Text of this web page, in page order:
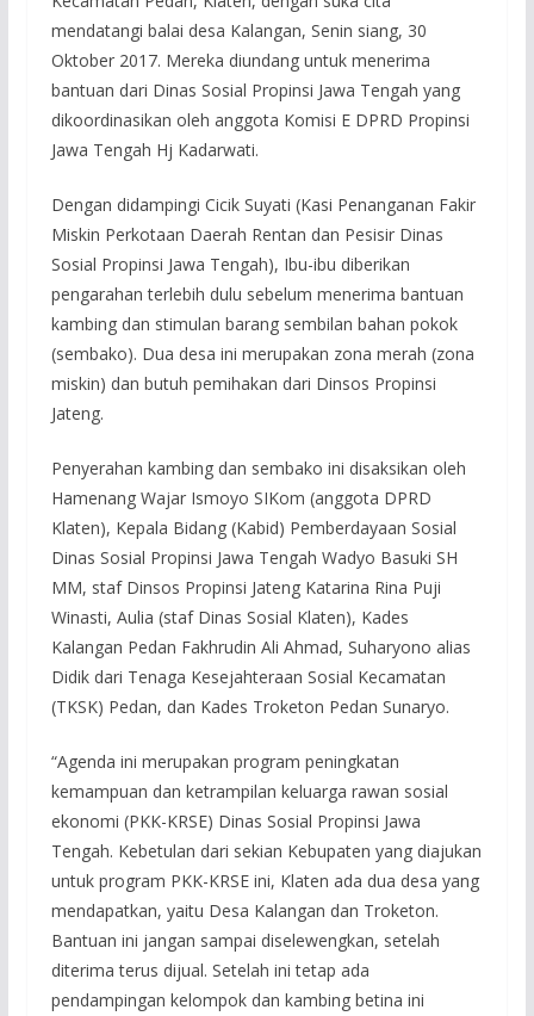
mendatangi balai desa Kalangan, Senin siang, 30
Oktober 2017. Mereka diundang untuk menerima
bantuan dari Dinas Sosial Propinsi Jawa Tengah yang
dikoordinasikan oleh anggota Komisi E DPRD Propinsi
Jawa Tengah Hj Kadarwati.
Dengan didampingi Cicik Suyati (Kasi Penanganan Fakir
Miskin Perkotaan Daerah Rentan dan Pesisir Dinas
Sosial Propinsi Jawa Tengah), Ibu-ibu diberikan
pengarahan terlebih dulu sebelum menerima bantuan
kambing dan stimulan barang sembilan bahan pokok
(sembako). Dua desa ini merupakan zona merah (zona
miskin) dan butuh pemihakan dari Dinsos Propinsi
Jateng.
Penyerahan kambing dan sembako ini disaksikan oleh
Hamenang Wajar Ismoyo SIKom (anggota DPRD
Klaten), Kepala Bidang (Kabid) Pemberdayaan Sosial
Dinas Sosial Propinsi Jawa Tengah Wadyo Basuki SH
MM, staf Dinsos Propinsi Jateng Katarina Rina Puji
Winasti, Aulia (staf Dinas Sosial Klaten), Kades
Kalangan Pedan Fakhrudin Ali Ahmad, Suharyono alias
Didik dari Tenaga Kesejahteraan Sosial Kecamatan
(TKSK) Pedan, dan Kades Troketon Pedan Sunaryo.
“Agenda ini merupakan program peningkatan
kemampuan dan ketrampilan keluarga rawan sosial
ekonomi (PKK-KRSE) Dinas Sosial Propinsi Jawa
Tengah. Kebetulan dari sekian Kebupaten yang diajukan
untuk program PKK-KRSE ini, Klaten ada dua desa yang
mendapatkan, yaitu Desa Kalangan dan Troketon.
Bantuan ini jangan sampai diselewengkan, setelah
diterima terus dijual. Setelah ini tetap ada
pendampingan kelompok dan kambing betina ini